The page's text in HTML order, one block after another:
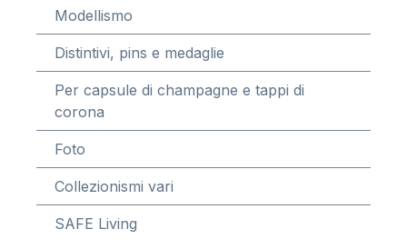
Modellismo
Distintivi, pins e medaglie
Per capsule di champagne e tappi di
corona
Foto
Collezionismi vari
SAFE Living